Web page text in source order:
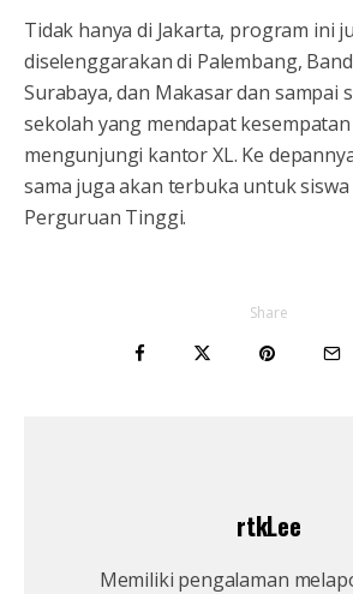
Tidak hanya di Jakarta, program ini
diselenggarakan di Palembang,
Surabaya, dan Makasar dan sampai
sekolah yang mendapat
mengunjungi kantor XL. Ke
sama juga akan terbuka untuk siswa
Perguruan Tinggi.
Share
rtkLee
Memiliki pengalaman